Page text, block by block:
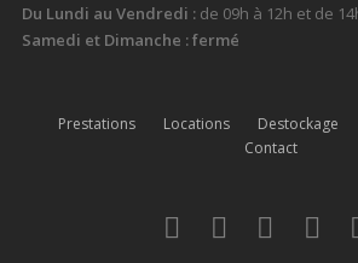
Du Lundi au Vendredi :de 09h à 12h et de
Samedi et Dimanche : fermé
Prestations Locations Destockage
Contact